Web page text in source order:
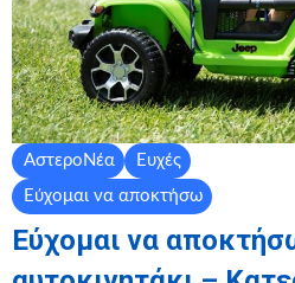
ΑστεροΝέα
Ευχές
Εύχομαι να αποκτήσω
Εύχομαι να